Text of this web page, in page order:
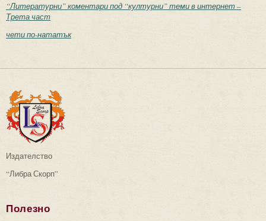
“Литературни” коментари под “културни” теми в интернет –
Трета част
чети по-нататък
Издателство
“Либра Скорп”
Полезно